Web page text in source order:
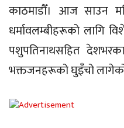
काठमाडौँ। आज साउन
धर्मावलम्बीहरूको लागि
पशुपतिनाथसहित
भक्तजनहरूको घुइँचो